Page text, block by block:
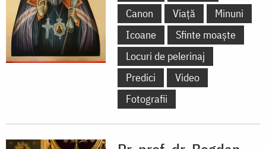
Canon
Viață
Minuni
Icoane
Sfinte moaște
Locuri de pelerinaj
Predici
Video
Fotografii